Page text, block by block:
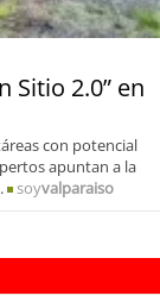
Sitio 2.0” en
con potencial
apuntan a la
soyvalparaiso